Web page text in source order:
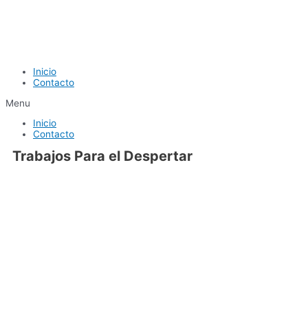
Inicio
Contacto
Menu
Inicio
Contacto
Trabajos Para el Despertar